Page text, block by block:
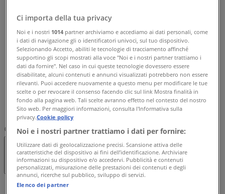
Martedì
08:30 - 20:30
Mercoledì
08:30 - 20:30
Giovedì
08:30 - 20:30
Venerdì
08:30 - 20:30
Sabato
08:00 - 21:00
Mappa
Chiuso
Domenica
Ci importa della tua privacy
Noi e i nostri 1014 partner archiviamo e accediamo ai dati personali, come
i dati di navigazione gli o identificatori univoci, sul tuo dispositivo.
Selezionando Accetto, abiliti le tecnologie di tracciamento affinché
supportino gli scopi mostrati alla voce "Noi e i nostri partner trattiamo i
dati da fornire". Nel caso in cui queste tecnologie dovessero essere
disabilitate, alcuni contenuti e annunci visualizzati potrebbero non essere
rilevanti. Puoi accedere nuovamente a questo menu per modificare le tue
scelte o per revocare il consenso facendo clic sul link Mostra finalità in
fondo alla pagina web. Tali scelte avranno effetto nel contesto del nostro
Sito web. Per maggiori informazioni, consulta l'Informativa sulla
privacy.Cookie policy
Noi e i nostri partner trattiamo i dati per fornire:
Utilizzare dati di geolocalizzazione precisi. Scansione attiva delle
caratteristiche del dispositivo ai fini dell’identificazione. Archiviare
informazioni su dispositivo e/o accedervi. Pubblicità e contenuti
personalizzati, misurazione delle prestazioni dei contenuti e degli
annunci, ricerche sul pubblico, sviluppo di servizi.
Elenco dei partner